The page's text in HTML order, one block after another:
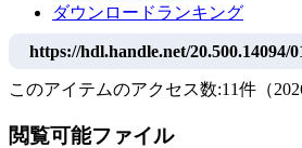
ダウンロードランキング
https://hdl.handle.net/20.500.14094/
このアイテムのアクセス数:11件 （
閲覧可能ファイル